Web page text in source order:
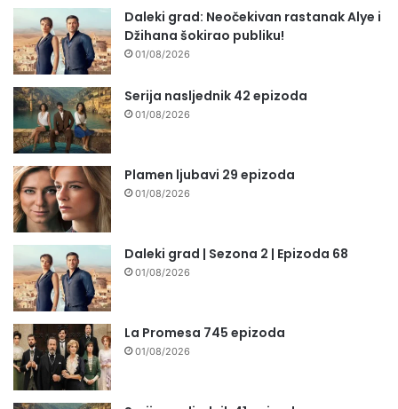
Daleki grad: Neočekivan rastanak Alye i
Džihana šokirao publiku!
01/08/2026
Serija nasljednik 42 epizoda
01/08/2026
Plamen ljubavi 29 epizoda
01/08/2026
Daleki grad | Sezona 2 | Epizoda 68
01/08/2026
La Promesa 745 epizoda
01/08/2026